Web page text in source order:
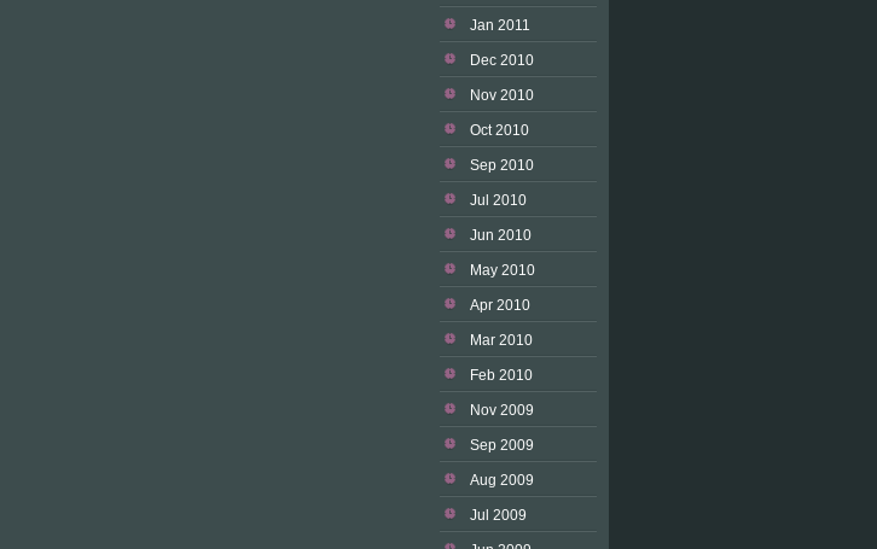
Jan 2011
Dec 2010
Nov 2010
Oct 2010
Sep 2010
Jul 2010
Jun 2010
May 2010
Apr 2010
Mar 2010
Feb 2010
Nov 2009
Sep 2009
Aug 2009
Jul 2009